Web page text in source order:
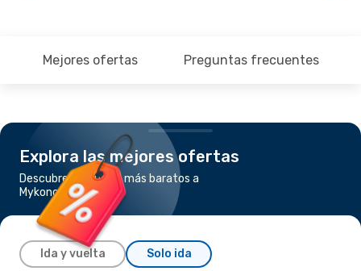
Mejores ofertas Preguntas frecuentes
Explora las mejores ofertas
Descubre los vuelos más baratos a
Mykonos
Ida y vuelta Solo ida